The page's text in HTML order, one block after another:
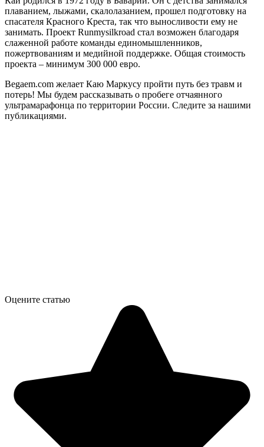
плаванием, лыжами, скалолазанием, прошел подготовку на
спасателя Красного Креста, так что выносливости ему не
занимать. Проект Runmysilkroad стал возможен благодаря
слаженной работе команды единомышленников,
пожертвованиям и медийной поддержке. Общая стоимость
проекта – минимум 300 000 евро.
Begaem.com желает Каю Маркусу пройти путь без травм и
потерь! Мы будем рассказывать о пробеге отчаянного
ультрамарафонца по территории России. Следите за нашими
публикациями.
Оцените статью